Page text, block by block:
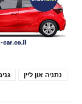
נתניה און ליין